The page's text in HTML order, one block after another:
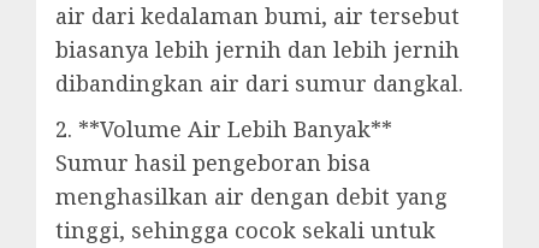
air dari kedalaman bumi, air tersebut
biasanya lebih jernih dan lebih jernih
dibandingkan air dari sumur dangkal.
2. **Volume Air Lebih Banyak**
Sumur hasil pengeboran bisa
menghasilkan air dengan debit yang
tinggi, sehingga cocok sekali untuk